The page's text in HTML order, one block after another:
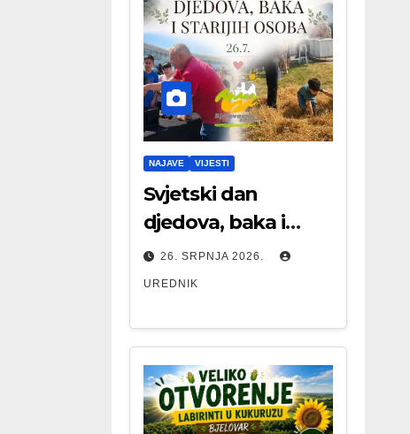
NAJAVE VIJESTI
Svjetski dan
djedova, baka i
starijih osoba
26. SRPNJA 2026.
UREDNIK